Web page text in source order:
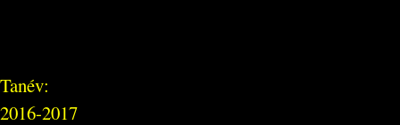
Tanév:
2016-2017